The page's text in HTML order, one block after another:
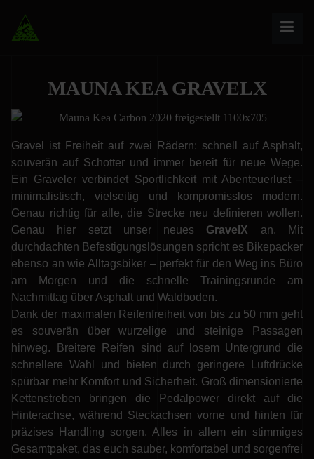
MAUNA KEA GRAVELX
Gravel ist Freiheit auf zwei Rädern: schnell auf Asphalt,
souverän auf Schotter und immer bereit für neue Wege.
Ein Graveler verbindet Sportlichkeit mit Abenteuerlust –
minimalistisch, vielseitig und kompromisslos modern.
Genau richtig für alle, die Strecke neu definieren wollen.
Genau hier setzt unser neues GravelX an. Mit
durchdachten Befestigungslösungen spricht es Bikepacker
ebenso an wie Alltagsbiker – perfekt für den Weg ins Büro
am Morgen und die schnelle Trainingsrunde am
Nachmittag über Asphalt und Waldboden.
Dank der maximalen Reifenfreiheit von bis zu 50 mm geht
es souverän über wurzelige und steinige Passagen
hinweg. Breitere Reifen sind auf losem Untergrund die
schnellere Wahl und bieten durch geringere Luftdrücke
spürbar mehr Komfort und Sicherheit. Groß dimensionierte
Kettenstreben bringen die Pedalpower direkt auf die
Hinterachse, während Steckachsen vorne und hinten für
präzises Handling sorgen. Alles in allem ein stimmiges
Gesamtpaket, das euch sauber, komfortabel und sorgenfrei